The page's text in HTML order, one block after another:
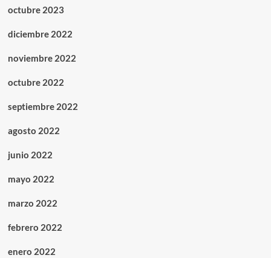
octubre 2023
diciembre 2022
noviembre 2022
octubre 2022
septiembre 2022
agosto 2022
junio 2022
mayo 2022
marzo 2022
febrero 2022
enero 2022